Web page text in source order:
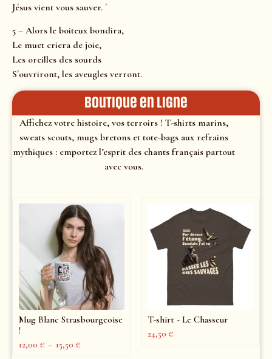
Jésus vient vous sauver. ´
5 – Alors le boiteux bondira,
Le muet criera de joie,
Les oreilles des sourds
S´ouvriront, les aveugles verront.
Boutique en ligne
Affichez votre histoire, vos terroirs ! T-shirts marins,
sweats scouts, mugs bretons et tote-bags aux refrains
mythiques : emportez l’esprit des chants français partout
avec vous.
Mug Blanc Strasbourgeoise
!
12,00 € – 15,50 €
T-shirt - Le Chasseur
24,50 €